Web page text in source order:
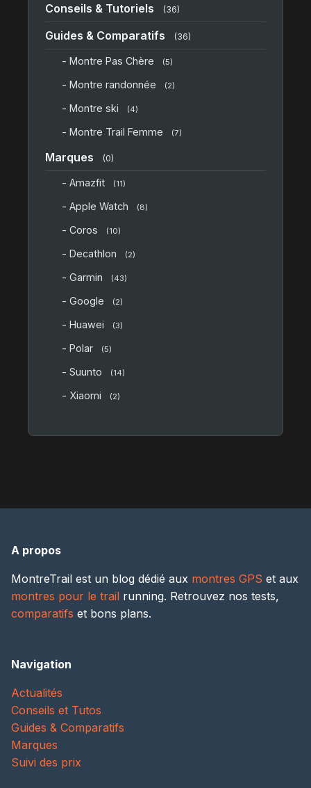
Conseils & Tutoriels (36)
Guides & Comparatifs (36)
- Montre Pas Chère (5)
- Montre randonnée (2)
- Montre ski (4)
- Montre Trail Femme (7)
Marques (0)
- Amazfit (11)
- Apple Watch (8)
- Coros (10)
- Decathlon (2)
- Garmin (43)
- Google (2)
- Huawei (3)
- Polar (5)
- Suunto (14)
- Xiaomi (2)
A propos
MontreTrail est un blog dédié aux montres GPS et aux
montres pour le trail running. Retrouvez nos tests,
comparatifs et bons plans.
Navigation
Actualités
Conseils et Tutos
Guides & Comparatifs
Marques
Suivi des prix